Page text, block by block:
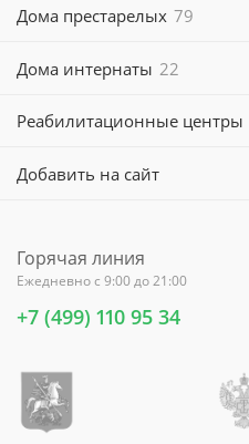
Добавить на сайт
Дома престарелых 79
Дома интернаты 22
Реабилитационные центры
Горячая линия
Ежедневно с 9:00 до 21:00
+7 (499) 110 95 34